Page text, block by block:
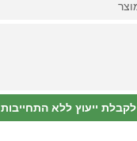
לקבלת ייעוץ ללא התחייבות